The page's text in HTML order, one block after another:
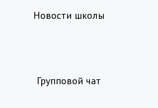
Новости школы
Групповой чат